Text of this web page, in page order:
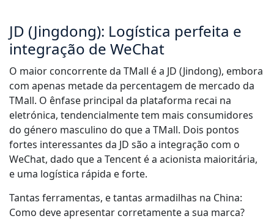
JD (Jingdong): Logística perfeita e
integração de WeChat
O maior concorrente da TMall é a JD (Jindong), embora
com apenas metade da percentagem de mercado da
TMall. O ênfase principal da plataforma recai na
eletrónica, tendencialmente tem mais consumidores
do género masculino do que a TMall. Dois pontos
fortes interessantes da JD são a integração com o
WeChat, dado que a Tencent é a acionista maioritária,
e uma logística rápida e forte.
Tantas ferramentas, e tantas armadilhas na China:
Como deve apresentar corretamente a sua marca?